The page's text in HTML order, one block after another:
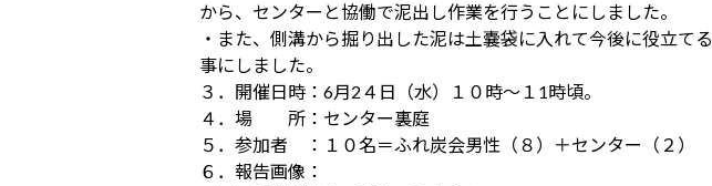
から、センターと協働で泥出し作業を行うことにしました。
・また、側溝から掘り出した泥は土嚢袋に入れて今後に役立てる
事にしました。
３．開催日時：6月2４日（水）１０時～１1時頃。
４．場 所：センター裏庭
５．参加者 ：１０名＝ふれ炭会男性（８）＋センター（２）
６．報告画像：